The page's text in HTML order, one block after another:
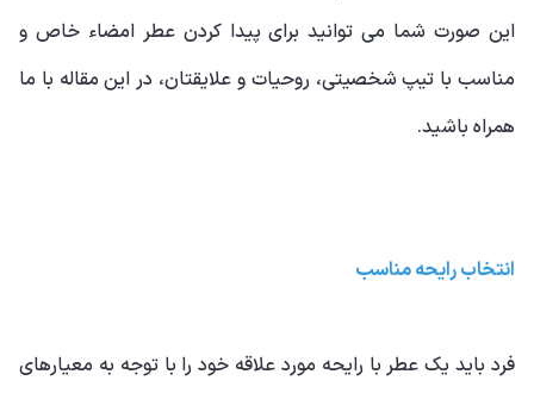
این صورت شما می توانید برای پیدا کردن عطر امضاء خاص و
مناسب با تیپ شخصیتی، روحیات و علایقتان، در این مقاله با ما
همراه باشید.
انتخاب رایحه مناسب
فرد باید یک عطر با رایحه مورد علاقه خود را با توجه به معیارهای